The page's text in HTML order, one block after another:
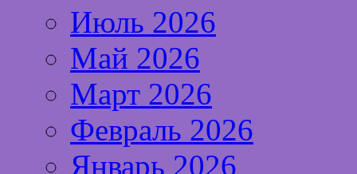
Июль 2026
Май 2026
Март 2026
Февраль 2026
Январь 2026